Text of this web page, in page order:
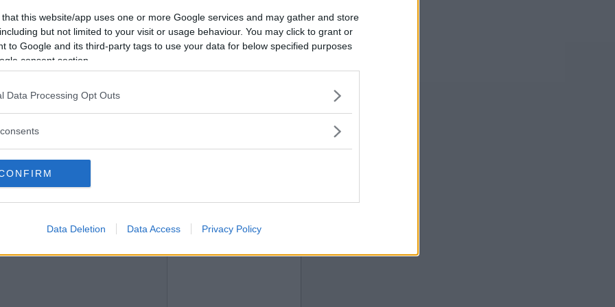
that this website/app uses one or more Google services and may gather and store
but not limited to your visit or usage behaviour. You may click to grant or
to Google and its third-party tags to use your data for below specified purposes
consent section.
Data Processing Opt Outs
Data Deletion Data Access Privacy Policy
2005-10-15 17:45
Vill du bli
medlem?